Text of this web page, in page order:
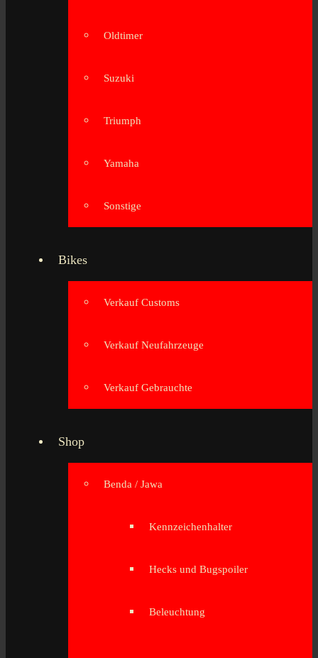
Oldtimer
Suzuki
Triumph
Yamaha
Sonstige
Bikes
Verkauf Customs
Verkauf Neufahrzeuge
Verkauf Gebrauchte
Shop
Benda / Jawa
Kennzeichenhalter
Hecks und Bugspoiler
Beleuchtung